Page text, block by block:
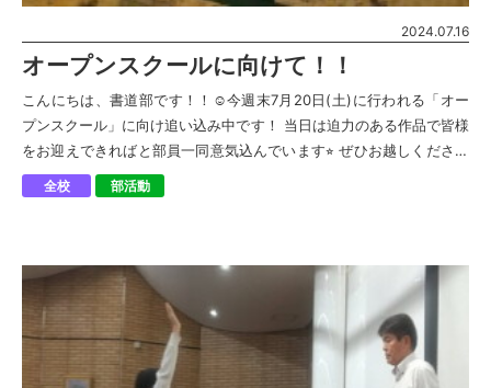
2024.07.16
オープンスクールに向けて！！
こんにちは、書道部です！！☺︎今週末7月20日(土)に行われる「オー
プンスクール」に向け追い込み中です！ 当日は迫力のある作品で皆様
をお迎えできればと部員一同意気込んでいます⭐︎ ぜひお越しください
ね！！
全校 部活動